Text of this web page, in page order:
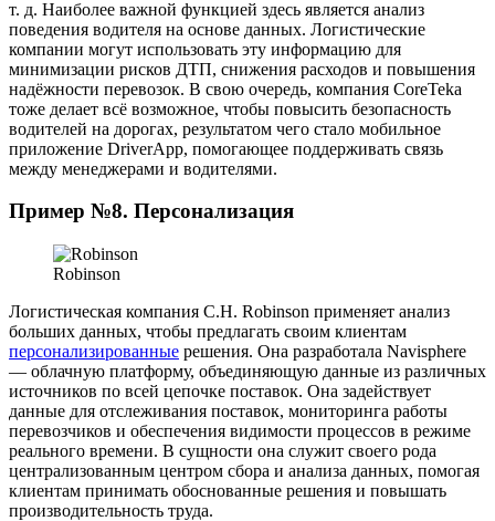
т. д. Наиболее важной функцией здесь является анализ
поведения водителя на основе данных. Логистические
компании могут использовать эту информацию для
минимизации рисков ДТП, снижения расходов и повышения
надёжности перевозок. В свою очередь, компания CoreTeka
тоже делает всё возможное, чтобы повысить безопасность
водителей на дорогах, результатом чего стало мобильное
приложение DriverApp, помогающее поддерживать связь
между менеджерами и водителями.
Пример №8. Персонализация
Robinson
Логистическая компания C.H. Robinson применяет анализ
больших данных, чтобы предлагать своим клиентам
персонализированные решения. Она разработала Navisphere
— облачную платформу, объединяющую данные из различных
источников по всей цепочке поставок. Она задействует
данные для отслеживания поставок, мониторинга работы
перевозчиков и обеспечения видимости процессов в режиме
реального времени. В сущности она служит своего рода
централизованным центром сбора и анализа данных, помогая
клиентам принимать обоснованные решения и повышать
производительность труда.